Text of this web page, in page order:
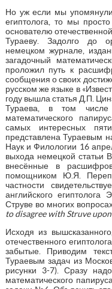
Но уж если мы упомянули
египтолога, то мы
основателю
Тураеву. Задолго до
немецком журнале,
загадочный
проложил путь к
сообщения о своих
русском же языке в
году вышла статья Д.П.
Тураева, в том
математического
самых интересных
представлена Тураевым
Наук и Филологии 16
выхода немецкой статьи
внесённые в
помощником Ю.Я.
частности
английского
Струве во многих
to disagree with Struve upon
Исходя из
отечественного
забытые. Приводим
Тураевым задач из
рисунки 3-7). Сразу
математического